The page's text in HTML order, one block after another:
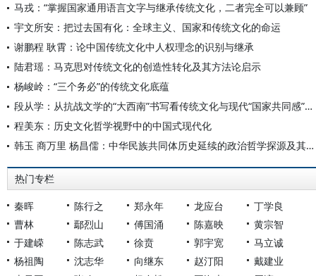
马戎：“掌握国家通用语言文字与继承传统文化，二者完全可以兼顾”
宇文所安：把过去国有化：全球主义、国家和传统文化的命运
谢鹏程 耿霄：论中国传统文化中人权理念的识别与继承
陆君瑶：马克思对传统文化的创造性转化及其方法论启示
杨峻岭：“三个务必”的传统文化底蕴
段从学：从抗战文学的“大西南”书写看传统文化与现代“国家共同感”的形成
程美东：历史文化哲学视野中的中国式现代化
韩玉 商万里 杨昌儒：中华民族共同体历史延续的政治哲学探源及其资鉴意义
热门专栏
秦晖 陈行之 郑永年 龙应台
丁学良
曹林
鄢烈山 傅国涌 陈嘉映
黄宗智
于建嵘
陈志武 徐贲 郭宇宽
马立诚
杨祖陶
沈志华 向继东 赵汀阳
戴建业